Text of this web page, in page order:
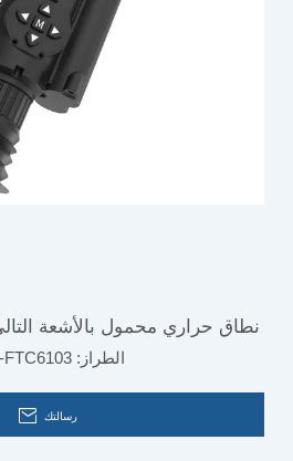
نطاق حراري محمول بالأشعة
في الهواء
الطراز: FTC6103
رسالتك